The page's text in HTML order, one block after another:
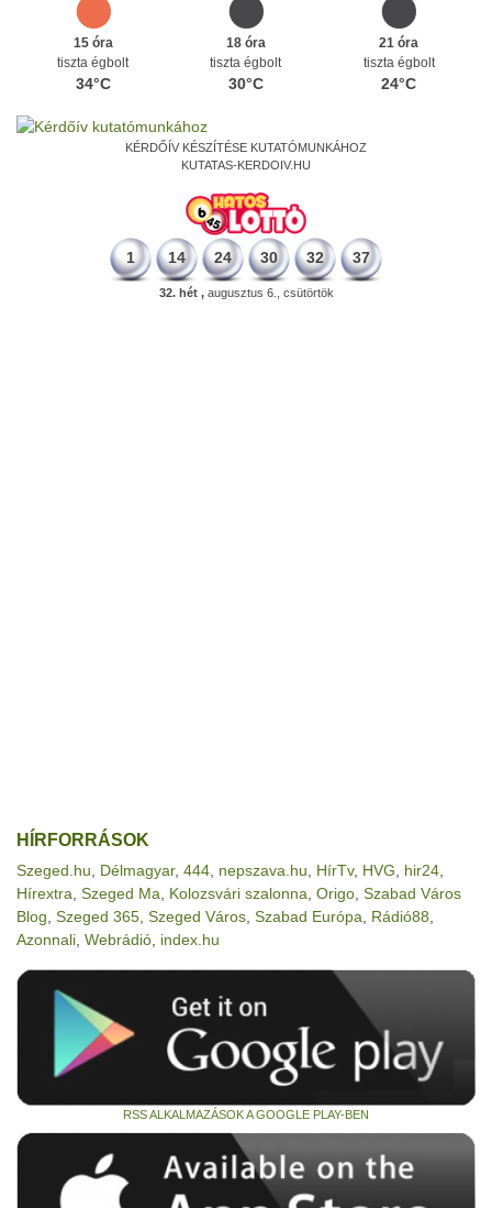
15 óra
tiszta égbolt
34°C
18 óra
tiszta égbolt
30°C
21 óra
tiszta égbolt
24°C
KÉRDŐÍV KÉSZÍTÉSE KUTATÓMUNKÁHOZ
KUTATAS-KERDOIV.HU
1 14 24 30 32 37
32. hét ,augusztus 6., csütörtök
HÍRFORRÁSOK
Szeged.hu Délmagyar, 444 nepszava.hu HírTv, HVG hir24
Hírextra Szeged Ma Kolozsvári szalonna Origo Szabad Város
Blog Szeged 365 Szeged Város Szabad Európa Rádió88
Azonnali Webrádió index.hu
RSS ALKALMAZÁSOK A GOOGLE PLAY-BEN